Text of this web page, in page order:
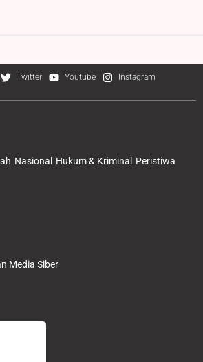
Twitter Youtube Instagram
Nasional Hukum & Kriminal
Peristiwa
Media Siber